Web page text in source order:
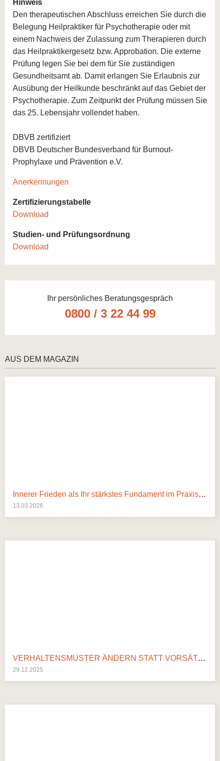
Hinweis
Den therapeutischen Abschluss erreichen Sie durch die
Belegung Heilpraktiker für Psychotherapie oder mit
einem Nachweis der Zulassung zum Therapieren durch
das Heilpraktikergesetz bzw. Approbation. Die externe
Prüfung legen Sie bei dem für Sie zuständigen
Gesundheitsamt ab. Damit erlangen Sie Erlaubnis zur
Ausübung der Heilkunde beschränkt auf das Gebiet der
Psychotherapie. Zum Zeitpunkt der Prüfung müssen Sie
das 25. Lebensjahr vollendet haben.
DBVB zertifiziert
DBVB Deutscher Bundesverband für Burnout-
Prophylaxe und Prävention e.V.
Anerkennungen
Zertifizierungstabelle
Download
Studien- und Prüfungsordnung
Download
Ihr persönliches Beratungsgespräch
0800 / 3 22 44 99
AUS DEM MAGAZIN
Innerer Frieden als Ihr stärkstes Fundament im Praxisalltag
13.03.2026
VERHALTENSMUSTER ÄNDERN STATT VORSÄTZE BRECHEN: IHR SYSTEMISCHER WEGWEISER FÜR 2026
29.12.2025